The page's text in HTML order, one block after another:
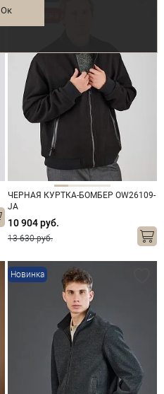
Ок
Распродажа
ЧЕРНАЯ КУРТКА-БОМБЕР OW26109-
JA
10 904 руб.
13 630 руб.
Новинка